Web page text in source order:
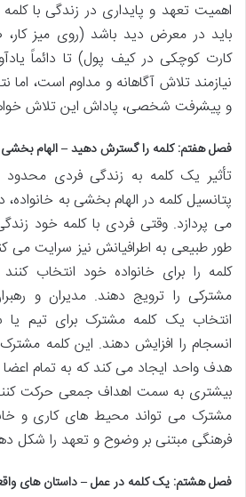
اهمیت تعهد و پایداری در زندگی با
باید در معرض دید باشد (روی میز
کارت کوچکی در کیف پول) تا دائماً
نیازمند تلاش آگاهانه و مداوم است، اما
و پیشرفت شخصی، پاداش این تلاش
فصل هفتم: کلمه را گسترش دهید – الهام بخشی
تأثیر یک کلمه به زندگی فردی
پتانسیل کلمه در الهام بخشی به
می پردازد. وقتی فردی با کلمه خود
طور طبیعی به اطرافیانش نیز سرایت می
کلمه را برای خانواده خود انتخاب
مشترکی را ترویج دهند. مدیران و
انتخاب یک کلمه مشترک برای تیم یا
انسجام را افزایش دهند. این کلمه
هدف واحد ایجاد می کند که به تمام
بیشتری به سمت اهداف جمعی حرکت
مشترک می تواند محیط های کاری و
فرهنگی مبتنی بر وضوح و تعهد را شکل
فصل هشتم: یک کلمه در عمل – داستان های